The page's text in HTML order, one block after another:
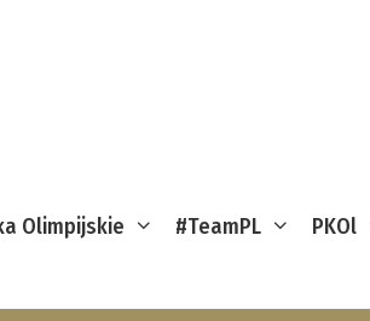
Olimpijskie #TeamPL PKOl